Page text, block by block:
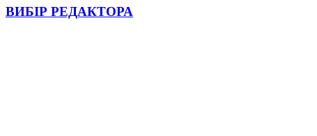
ВИБІР РЕДАКТОРА